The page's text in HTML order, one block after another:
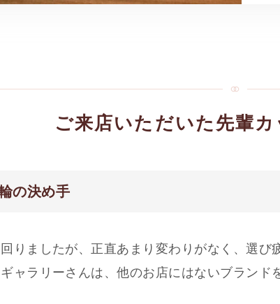
ご来店いただいた先輩
の決め手
りましたが、正直あまり変わりがなく、選び
ャラリーさんは、他のお店にはないブラン